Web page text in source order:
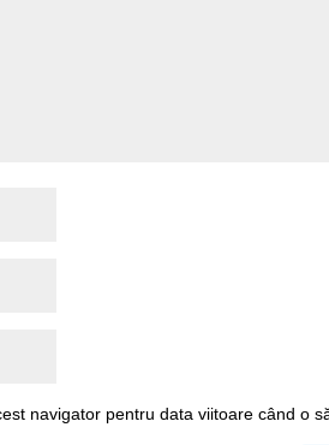
navigator pentru data viitoare când o